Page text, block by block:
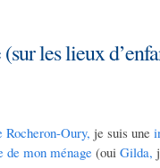
les lieux
Rocheron-Oury, je suis une
de mon ménage (oui Gilda,